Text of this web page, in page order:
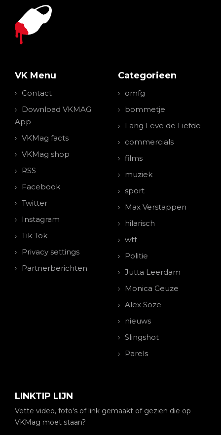
VK Menu
Contact
Download VKMAG
App
VKMag facts
VKMag shop
RSS
Facebook
Twitter
Instagram
Tik Tok
Privacy settings
Partnerberichten
Categorieen
omfg
bommetje
Lang Leve de Liefde
commercials
films
muziek
sport
Max Verstappen
hilarisch
wtf
Politie
Jutta Leerdam
Monica Geuze
Alex Soze
nieuws
Slingshot
Parels
LINKTIP LIJN
Vette video, foto's of link gemaakt of gezien die op
VKMag moet staan?